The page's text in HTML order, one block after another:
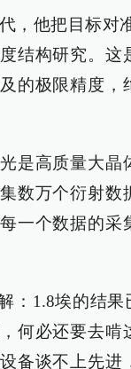
，他把目标对
结构研究。这
的极限精度，
是高质量大晶
数万个衍射数
一个数据的采
：1.8埃的结果
何必还要去啃
备谈不上先进